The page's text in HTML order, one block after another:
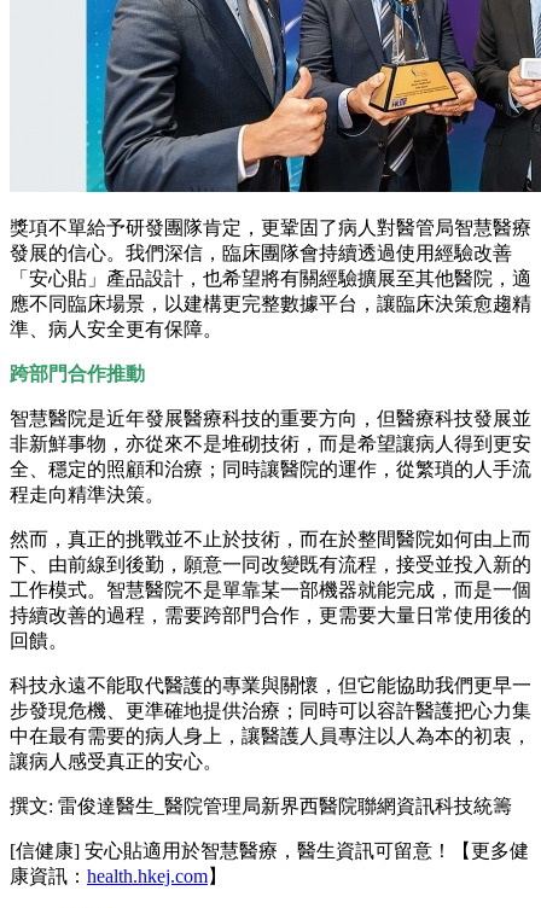
獎項不單給予研發團隊肯定，更鞏固了病人對醫管局智慧醫療
發展的信心。我們深信，臨床團隊會持續透過使用經驗改善
「安心貼」產品設計，也希望將有關經驗擴展至其他醫院，適
應不同臨床場景，以建構更完整數據平台，讓臨床決策愈趨精
準、病人安全更有保障。
跨部門合作推動
智慧醫院是近年發展醫療科技的重要方向，但醫療科技發展並
非新鮮事物，亦從來不是堆砌技術，而是希望讓病人得到更安
全、穩定的照顧和治療；同時讓醫院的運作，從繁瑣的人手流
程走向精準決策。
然而，真正的挑戰並不止於技術，而在於整間醫院如何由上而
下、由前線到後勤，願意一同改變既有流程，接受並投入新的
工作模式。智慧醫院不是單靠某一部機器就能完成，而是一個
持續改善的過程，需要跨部門合作，更需要大量日常使用後的
回饋。
科技永遠不能取代醫護的專業與關懷，但它能協助我們更早一
步發現危機、更準確地提供治療；同時可以容許醫護把心力集
中在最有需要的病人身上，讓醫護人員專注以人為本的初衷，
讓病人感受真正的安心。
撰文: 雷俊達醫生_醫院管理局新界西醫院聯網資訊科技統籌
[信健康] 安心貼適用於智慧醫療，醫生資訊可留意！【更多健
康資訊： health.hkej.com】